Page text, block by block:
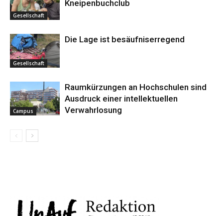
Gesellschaft
Kneipenbuchclub
Gesellschaft
Die Lage ist besäufniserregend
Campus
Raumkürzungen an Hochschulen sind
Ausdruck einer intellektuellen
Verwahrlosung